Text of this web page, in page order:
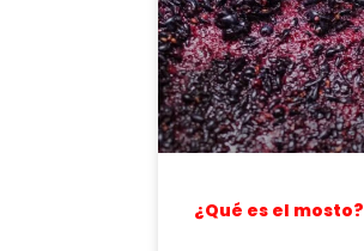
¿Qué es el mosto?